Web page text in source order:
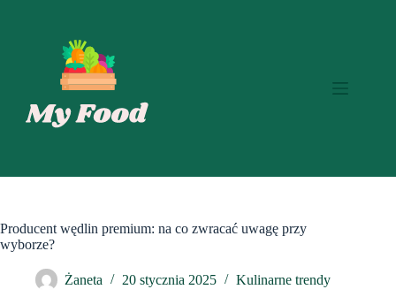
Producent wędlin premium: na co zwracać uwagę przy
wyborze?
Żaneta 20 stycznia 2025 Kulinarne trendy